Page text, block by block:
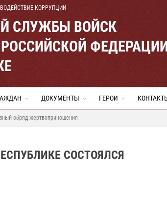
КОРРУПЦИИ
СЛУЖБЫ ВОЙСК
ДОКУМЕНТЫ ГЕРОИ
обряд жертвоприношения
СОСТОЯЛСЯ